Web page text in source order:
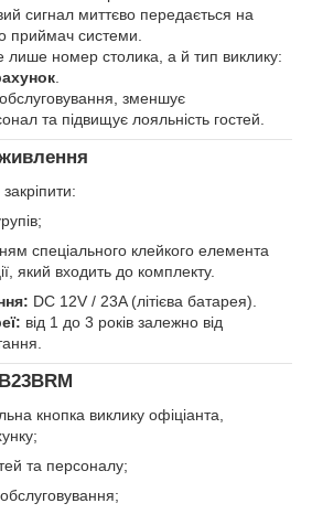
сигнал миттєво передається на
приймач системи.
лише номер столика, а й тип виклику:
.
зменшує
та підвищує лояльність гостей.
спеціального клейкого елемента
який входить до комплекту.
DC 12V / 23A (літієва батарея).
від 1 до 3 років залежно від
кнопка виклику офіціанта,
та персоналу;